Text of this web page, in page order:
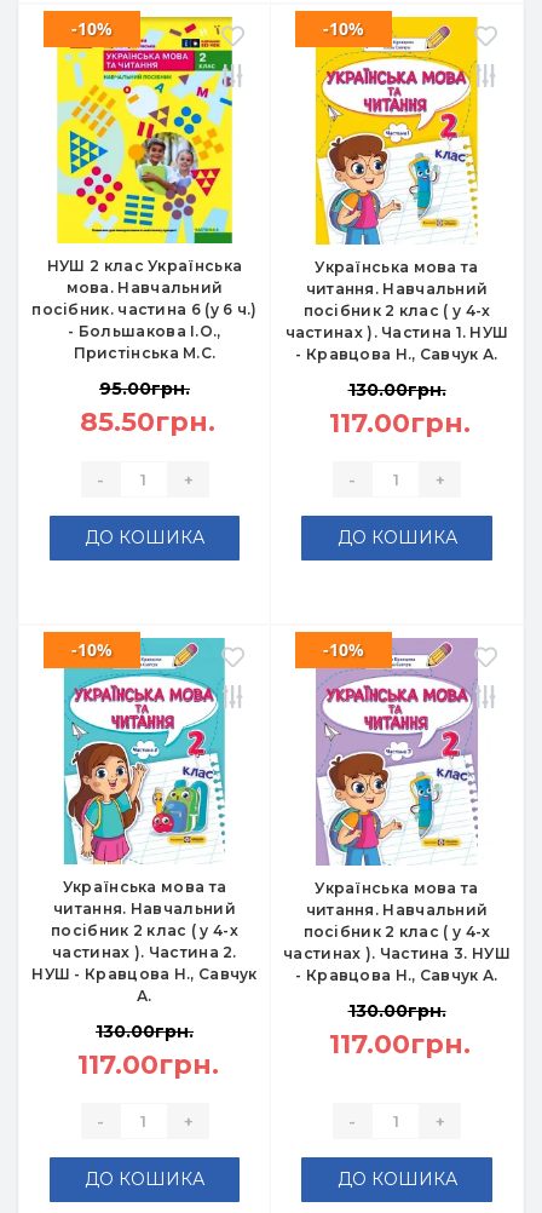
НУШ 2 клас Українська
мова. Навчальний
посібник. частина 6 (у 6 ч.)
- Большакова І.О.,
Пристінська М.С.
-10%
95.00грн.
85.50грн.
- +
ДО КОШИКА
Українська мова та
читання. Навчальний
посібник 2 клас ( у 4-х
частинах ). Частина 1. НУШ
- Кравцова Н., Савчук А.
-10%
130.00грн.
117.00грн.
- +
ДО КОШИКА
Українська мова та
читання. Навчальний
посібник 2 клас ( у 4-х
частинах ). Частина 2.
НУШ - Кравцова Н., Савчук
А.
-10%
130.00грн.
117.00грн.
- +
ДО КОШИКА
Українська мова та
читання. Навчальний
посібник 2 клас ( у 4-х
частинах ). Частина 3. НУШ
- Кравцова Н., Савчук А.
-10%
130.00грн.
117.00грн.
- +
ДО КОШИКА